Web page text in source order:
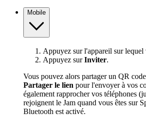
Mobile
Appuyez sur l'appareil sur lequel
Appuyez surInviter.
Vous pouvez alors partager un QR
Partager le lien pour l'envoyer à vos
également rapprocher vos téléphones
rejoignent le Jam quand vous êtes sur
Bluetooth est activé.